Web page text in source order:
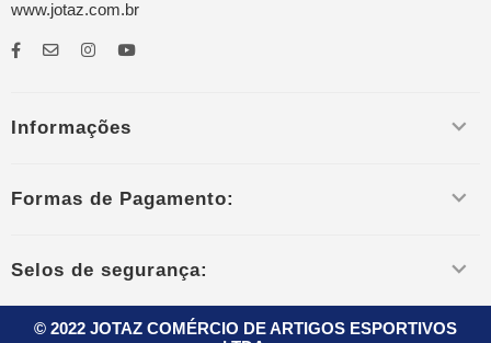
www.jotaz.com.br
Informações
Formas de Pagamento:
Selos de segurança:
© 2022 JOTAZ COMÉRCIO DE ARTIGOS ESPORTIVOS